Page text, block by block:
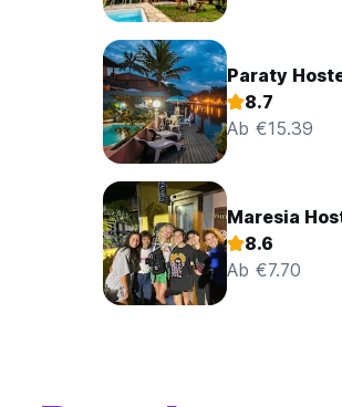
Paraty
8.7
Ab €15.39
Maresia
8.6
Ab €7.70